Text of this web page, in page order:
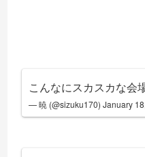
こんなにスカスカな会
— 暁 (@sizuku170)January